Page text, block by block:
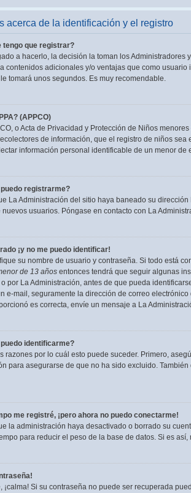
acerca de la identificación y el registro
tengo que registrar?
a hacerlo, la decisión la toman los
contenidos adicionales y/o ventajas que como
tomará unos segundos. Es muy recomendable.
(APPCO)
o Acta de Privacidad y Protección de Niños
de información, que el registro de niños
información personal identificable de un menor de
registrarme?
La Administración del sitio haya baneado su
nuevos usuarios. Póngase en contacto con La
¡y no me puedo identificar!
su nombre de usuario y contraseña. Si todo está
de 13 añosentonces tendrá que seguir algunas
por La Administración, antes de que pueda
e-mail, seguramente la dirección de correo
es correcta, envíe un mensaje a La
identificarme?
razones por lo cuál esto puede suceder. Primero,
para asegurarse de que no ha sido excluido.
me registré, ¡pero ahora no puedo conectarme!
la administración haya desactivado o borrado su
para reducir el peso de la base de datos. Si es
¡calma! Si su contraseña no puede ser recuperada